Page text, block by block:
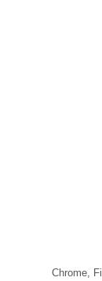
Chrome,